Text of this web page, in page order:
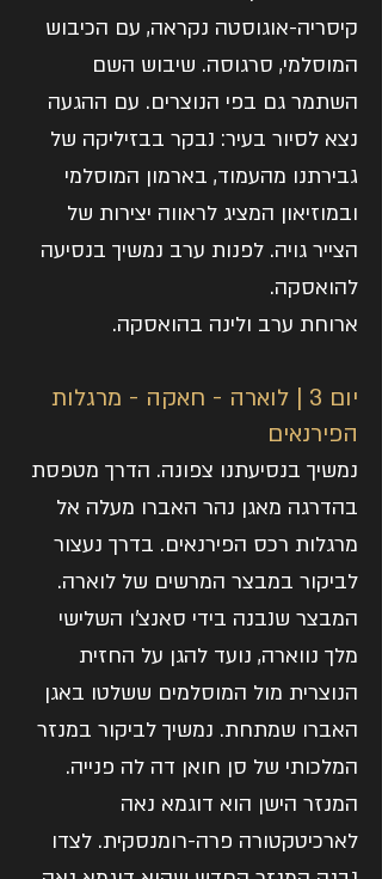
קיסריה-אוגוסטה נקראה, עם הכיבוש
המוסלמי, סרגוסה. שיבוש השם
השתמר גם בפי הנוצרים. עם ההגעה
נצא לסיור בעיר: נבקר בבזיליקה של
גבירתנו מהעמוד, בארמון המוסלמי
ובמוזיאון המציג לראווה יצירות של
הצייר גויה. לפנות ערב נמשיך בנסיעה
להואסקה.
ארוחת ערב ולינה בהואסקה.
יום 3 | לוארה - חאקה - מרגלות
הפירנאים
נמשיך בנסיעתנו צפונה. הדרך מטפסת
בהדרגה מאגן נהר האברו מעלה אל
מרגלות רכס הפירנאים. בדרך נעצור
לביקור במבצר המרשים של לוארה.
המבצר שנבנה בידי סאנצ'ו השלישי
מלך נווארה, נועד להגן על החזית
הנוצרית מול המוסלמים ששלטו באגן
האברו שמתחת. נמשיך לביקור במנזר
המלכותי של סן חואן דה לה פנייה.
המנזר הישן הוא דוגמא נאה
לארכיטקטורה פרה-רומנסקית. לצדו